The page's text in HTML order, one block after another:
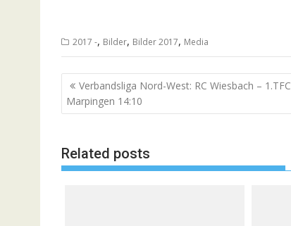
2017 -, Bilder, Bilder 2017, Media
Beitragsnavigation
Verbandsliga Nord-West: RC Wiesbach – 1.TFC
Marpingen 14:10
Related posts